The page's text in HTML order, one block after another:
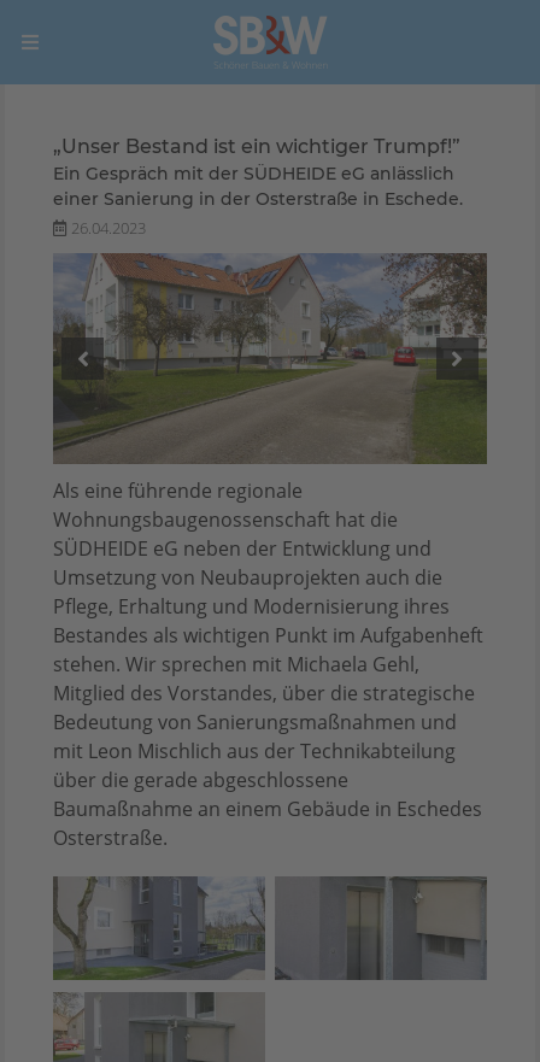
„Unser Bestand ist ein wichtiger Trumpf!”
Ein Gespräch mit der SÜDHEIDE eG anlässlich
einer Sanierung in der Osterstraße in Eschede.
26.04.2023
Als eine führende regionale
Wohnungsbaugenossenschaft hat die
SÜDHEIDE eG neben der Entwicklung und
Umsetzung von Neubauprojekten auch die
Pflege, Erhaltung und Modernisierung ihres
Bestandes als wichtigen Punkt im Aufgabenheft
stehen. Wir sprechen mit Michaela Gehl,
Mitglied des Vorstandes, über die strategische
Bedeutung von Sanierungsmaßnahmen und
mit Leon Mischlich aus der Technikabteilung
über die gerade abgeschlossene
Baumaßnahme an einem Gebäude in Eschedes
Osterstraße.